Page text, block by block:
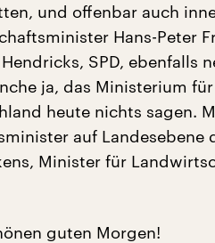
und offenbar auch
Hans-Peter
SPD, ebenfalls
ja, das Ministerium
heute nichts sagen.
auf Landesebene
Minister für
guten Morgen!